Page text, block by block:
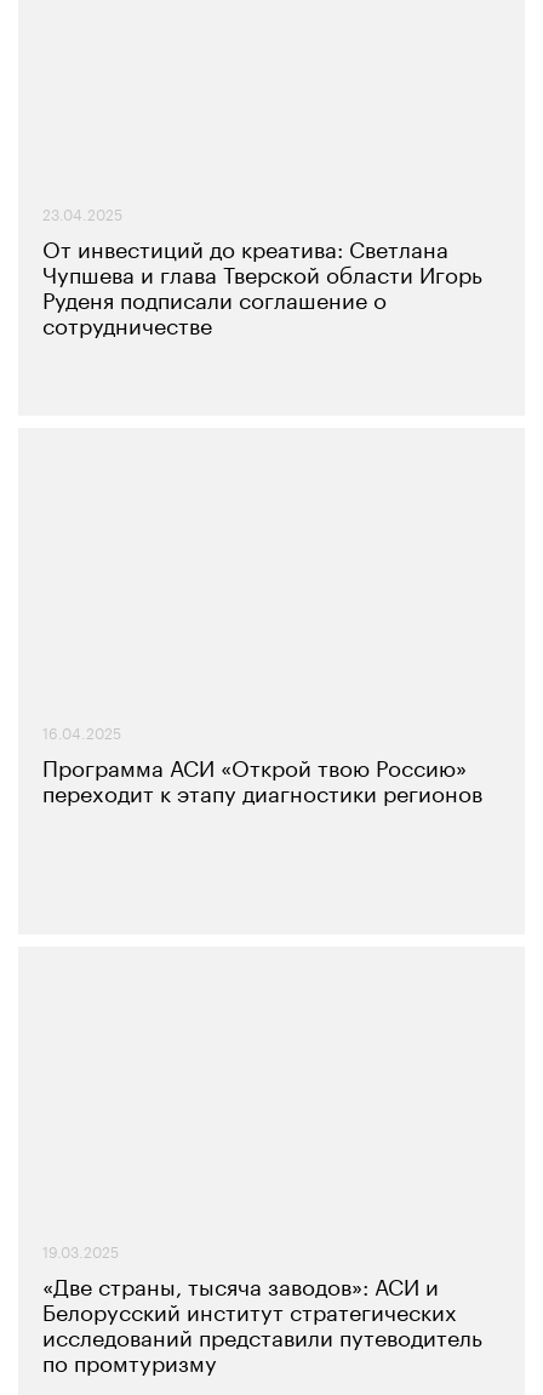
23.04.2025
От инвестиций до креатива: Светлана
Чупшева и глава Тверской области Игорь
Руденя подписали соглашение о
сотрудничестве
16.04.2025
Программа АСИ «Открой твою Россию»
переходит к этапу диагностики регионов
19.03.2025
«Две страны, тысяча заводов»: АСИ и
Белорусский институт стратегических
исследований представили путеводитель
по промтуризму